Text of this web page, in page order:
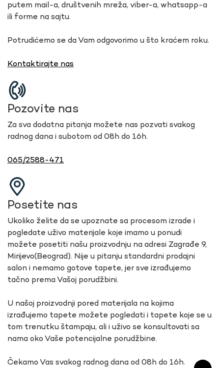
putem mail-a, društvenih mreža, viber-a, whatsapp-a
ili forme na sajtu.
Potrudićemo se da Vam odgovorimo u što kraćem roku.
Kontaktirajte nas
Pozovite nas
Za sva dodatna pitanja možete nas pozvati svakog
radnog dana i subotom od 08h do 16h.
065/2588-471
Posetite nas
Ukoliko želite da se upoznate sa procesom izrade i
pogledate uživo materijale koje imamo u ponudi
možete posetiti našu proizvodnju na adresi Zagrađe 9,
Mirijevo(Beograd). Nije u pitanju standardni prodajni
salon i nemamo gotove tapete, jer sve izrađujemo
tačno prema Vašoj porudžbini.
U našoj proizvodnji pored materijala na kojima
izrađujemo tapete možete pogledati i tapete koje se u
tom trenutku štampaju, ali i uživo se konsultovati sa
nama oko Vaše potencijalne porudžbine.
Čekamo Vas svakog radnog dana od 08h do 16h.